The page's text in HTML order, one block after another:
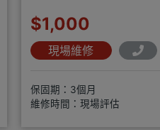
$1,000
現場維修
保固期：3個月
維修時間：現場評估